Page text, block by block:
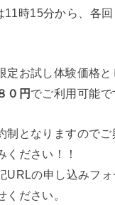
11時15分から、各回
定お試し体験価格と
０円 でご利用可能で
制となりますので
ください！！
URLの申し込みフ
ください。